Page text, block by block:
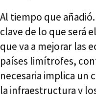
Al tiempo que
clave de lo que será
que va a mejorar las
países limítrofes,
necesaria implica un
la infraestructura y